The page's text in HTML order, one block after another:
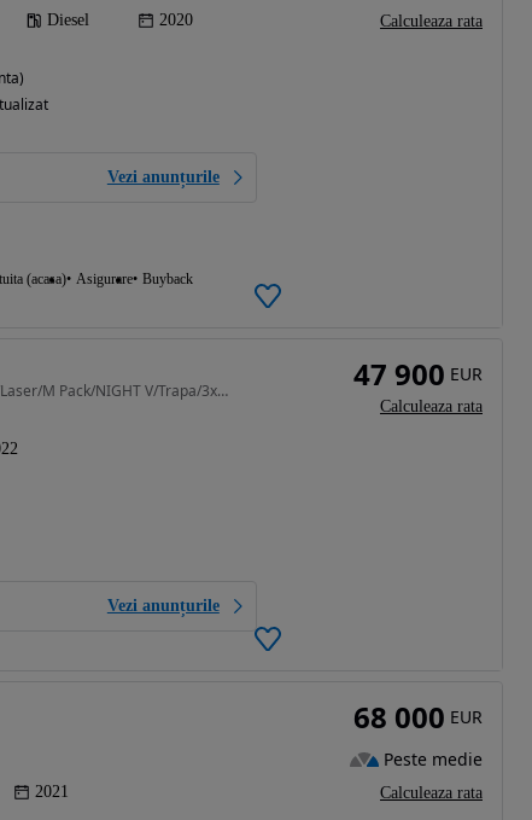
Diesel 2020
Vezi anunțurile
(acasa) Asigurare Buyback
Calculeaza rata
2993 cm3 • 340 CP • / 740Ld xD/ 2022/Bowers/360°/Laser/M Pack/NIGHT V/Trapa/3xTV/Smart Key
Vezi anunțurile
47 900 EUR
Calculeaza rata
2021
68 000 EUR
Peste medie
Calculeaza rata